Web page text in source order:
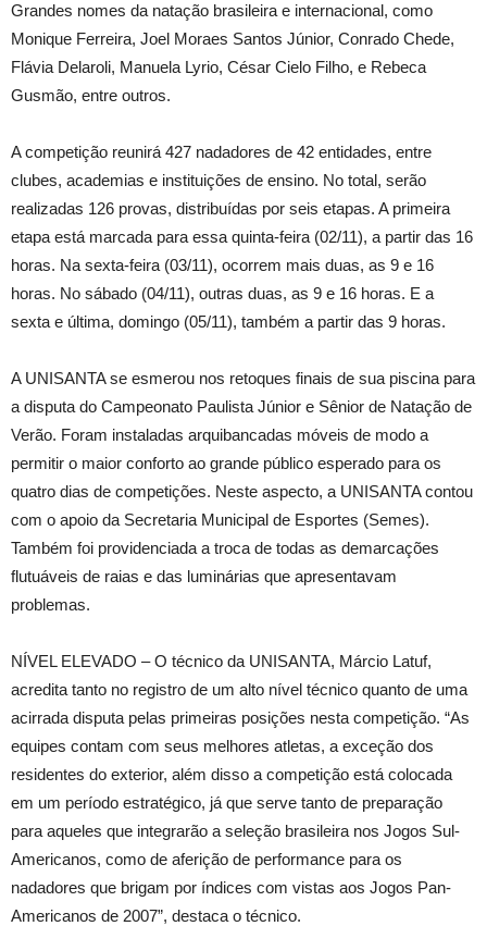
Grandes nomes da natação brasileira e internacional, como
Monique Ferreira, Joel Moraes Santos Júnior, Conrado Chede,
Flávia Delaroli, Manuela Lyrio, César Cielo Filho, e Rebeca
Gusmão, entre outros.
A competição reunirá 427 nadadores de 42 entidades, entre
clubes, academias e instituições de ensino. No total, serão
realizadas 126 provas, distribuídas por seis etapas. A primeira
etapa está marcada para essa quinta-feira (02/11), a partir das 16
horas. Na sexta-feira (03/11), ocorrem mais duas, as 9 e 16
horas. No sábado (04/11), outras duas, as 9 e 16 horas. E a
sexta e última, domingo (05/11), também a partir das 9 horas.
A UNISANTA se esmerou nos retoques finais de sua piscina para
a disputa do Campeonato Paulista Júnior e Sênior de Natação de
Verão. Foram instaladas arquibancadas móveis de modo a
permitir o maior conforto ao grande público esperado para os
quatro dias de competições. Neste aspecto, a UNISANTA contou
com o apoio da Secretaria Municipal de Esportes (Semes).
Também foi providenciada a troca de todas as demarcações
flutuáveis de raias e das luminárias que apresentavam
problemas.
NÍVEL ELEVADO – O técnico da UNISANTA, Márcio Latuf,
acredita tanto no registro de um alto nível técnico quanto de uma
acirrada disputa pelas primeiras posições nesta competição. “As
equipes contam com seus melhores atletas, a exceção dos
residentes do exterior, além disso a competição está colocada
em um período estratégico, já que serve tanto de preparação
para aqueles que integrarão a seleção brasileira nos Jogos Sul-
Americanos, como de aferição de performance para os
nadadores que brigam por índices com vistas aos Jogos Pan-
Americanos de 2007”, destaca o técnico.